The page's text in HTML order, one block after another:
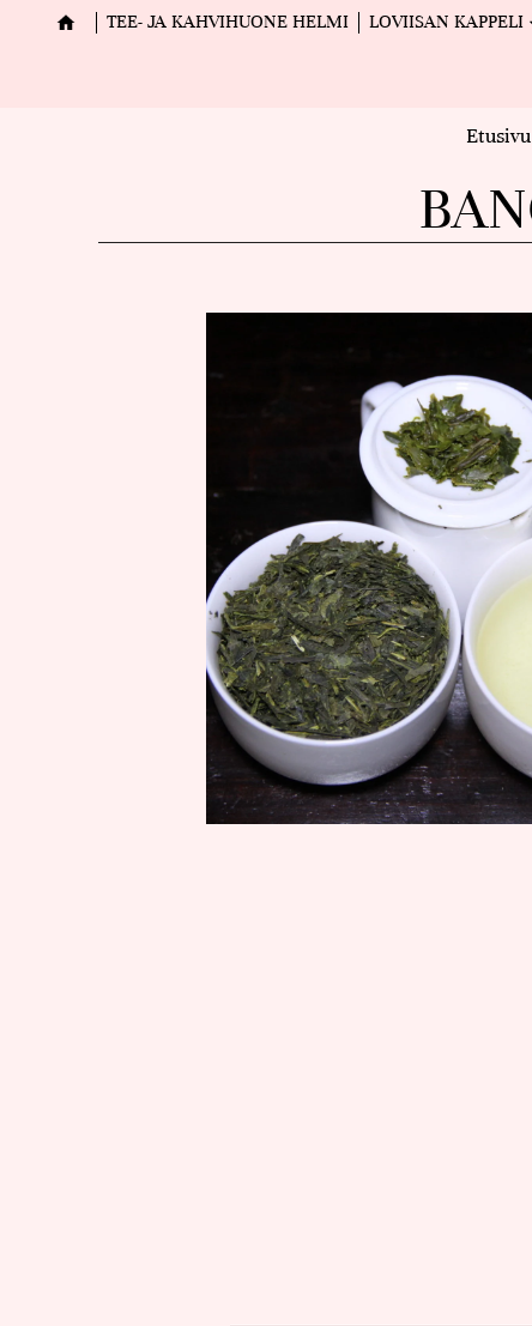
TEE- JA KAHVIHUONE HELMI LOVIISAN KAPPELI
Etusivu